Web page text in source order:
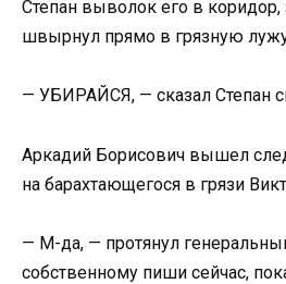
Степан выволок его в
швырнул прямо в грязную
— УБИРАЙСЯ, — сказал Степан
Аркадий Борисович вышел
на барахтающегося в грязи
— М-да, — протянул
собственному пиши сейчас,